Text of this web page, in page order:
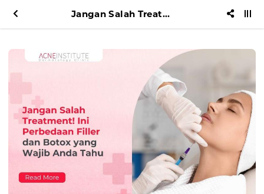
Jangan Salah Treatment! Ini Perbedaan Filler dan Botox yang Wajib Anda Tahu